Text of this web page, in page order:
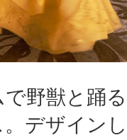
野獣と踊
デザイン